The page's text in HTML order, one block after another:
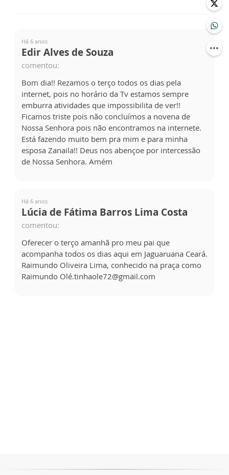
Há 6 anos
Edir Alves de Souza
comentou:
Bom dia!! Rezamos o terço todos os dias pela
internet, pois no horário da Tv estamos sempre
emburra atividades que impossibilita de ver!!
Ficamos triste pois não concluímos a novena de
Nossa Senhora pois não encontramos na internete.
Está fazendo muito bem pra mim e para minha
esposa Zanaila!! Deus nos abençoe por intercessão
de Nossa Senhora. Amém
Há 6 anos
Lúcia de Fátima Barros Lima Costa
comentou:
Oferecer o terço amanhã pro meu pai que
acompanha todos os dias aqui em Jaguaruana Ceará.
Raimundo Oliveira Lima, conhecido na praça como
Raimundo Olé.tinhaole72@gmail.com